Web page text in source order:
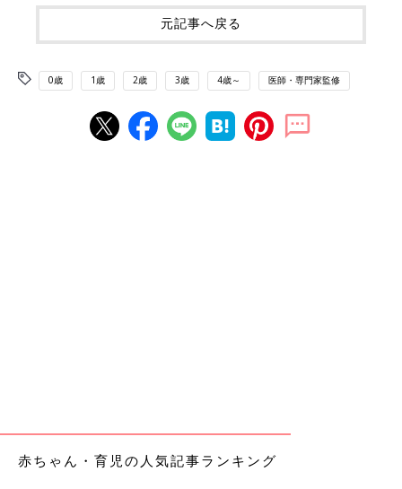
元記事へ戻る
0歳 1歳 2歳 3歳 4歳～ 医師・専門家監修
赤ちゃん・育児の人気記事ランキング